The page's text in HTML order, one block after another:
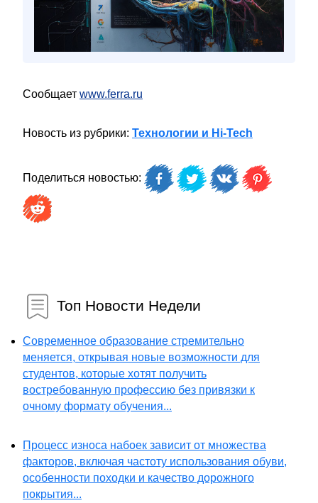
Сообщает www.ferra.ru
Новость из рубрики: Технологии и Hi-Tech
Поделиться новостью:
Топ Новости Недели
Современное образование стремительно
меняется, открывая новые возможности для
студентов, которые хотят получить
востребованную профессию без привязки к
очному формату обучения...
Процесс износа набоек зависит от множества
факторов, включая частоту использования обуви,
особенности походки и качество дорожного
покрытия...